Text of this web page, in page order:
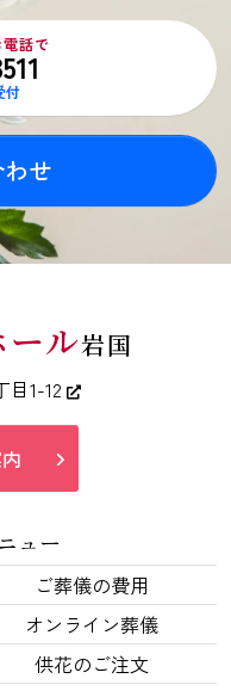
話で
付
せ
ル岩国
1-12
ュー
ご葬儀の費用
オンライン葬儀
供花のご注文